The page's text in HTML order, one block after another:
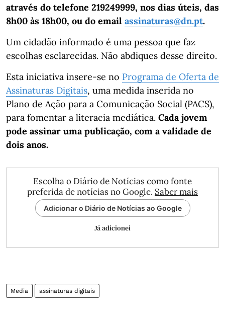
através do telefone 219249999, nos dias úteis, das
8h00 às 18h00, ou do email assinaturas@dn.pt.
Um cidadão informado é uma pessoa que faz
escolhas esclarecidas. Não abdiques desse direito.
Esta iniciativa insere-se no Programa de Oferta de
Assinaturas Digitais, uma medida inserida no
Plano de Ação para a Comunicação Social (PACS),
para fomentar a literacia mediática. Cada jovem
pode assinar uma publicação, com a validade de
dois anos.
Escolha o Diário de Notícias como fonte
preferida de notícias no Google. Saber mais
Adicionar o Diário de Notícias ao Google
Já adicionei
Media assinaturas digitais